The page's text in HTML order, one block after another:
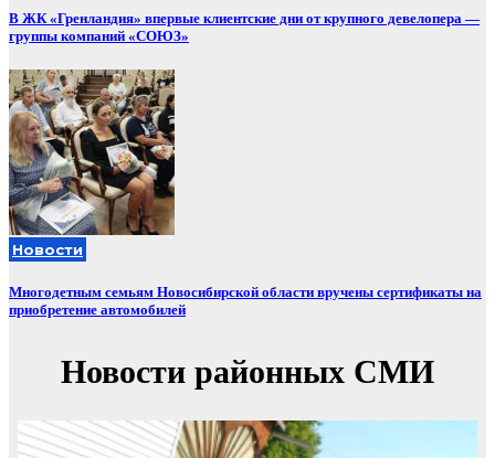
В ЖК «Гренландия» впервые клиентские дни от крупного девелопера —
группы компаний «СОЮЗ»
Новости
Многодетным семьям Новосибирской области вручены сертификаты на
приобретение автомобилей